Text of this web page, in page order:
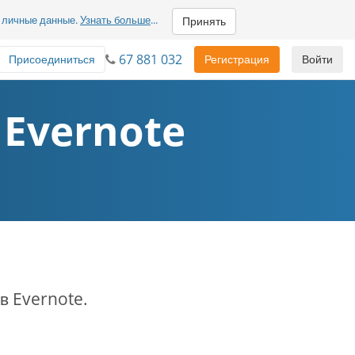
данные.Узнать больше... Принять
Войти
Регистрация
67 881 032
Присоединиться
Evernote.